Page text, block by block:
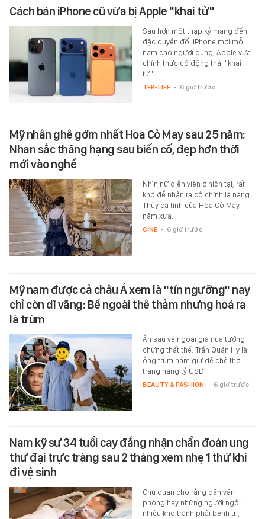
Cách bán iPhone cũ vừa bị Apple "khai tử"
Sau hơn một thập kỷ mang đến
đặc quyền đổi iPhone mới mỗi
năm cho người dùng, Apple vừa
chính thức có động thái "khai
tử"…
TEK-LIFE - 6 giờ trước
Mỹ nhân ghê gớm nhất Hoa Cỏ May sau 25 năm:
Nhan sắc thăng hạng sau biến cố, đẹp hơn thời
mới vào nghề
Nhìn nữ diễn viên ở hiện tại, rất
khó để nhận ra cô chính là nàng
Thủy cá tính của Hoa Cỏ May
năm xưa.
CINE - 6 giờ trước
Mỹ nam được cả châu Á xem là "tín ngưỡng" nay
chỉ còn dĩ vãng: Bề ngoài thê thảm nhưng hoá ra
là trùm
Ẩn sau vẻ ngoài già nua tưởng
chừng thất thế, Trần Quán Hy là
ông trùm nắm giữ đế chế thời
trang hàng tỷ USD.
BEAUTY & FASHION - 6 giờ trước
Nam kỹ sư 34 tuổi cay đắng nhận chẩn đoán ung
thư đại trực tràng sau 2 tháng xem nhẹ 1 thứ khi
đi vệ sinh
Chủ quan cho rằng dân văn
phòng hay những người ngồi
nhiều khó tránh phải bệnh trĩ,